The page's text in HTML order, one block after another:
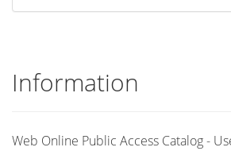
Information
Web Online Public Access Catalog -